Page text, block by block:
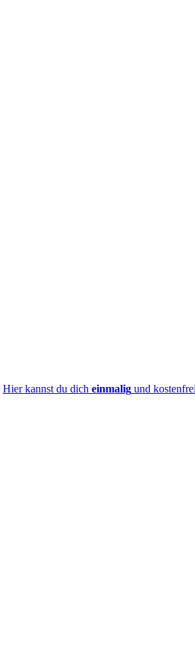
Hier kannst du dich einmalig und